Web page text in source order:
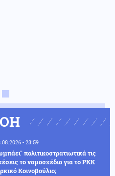
- 23:59
πολιτικοστρατιωτικά τις
το νομοσχέδιο για το PKK
Κοινοβούλιο;